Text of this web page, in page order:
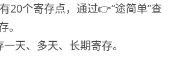
20个寄存点，通过👉“途简单”查
。
天、多天、长期寄存。